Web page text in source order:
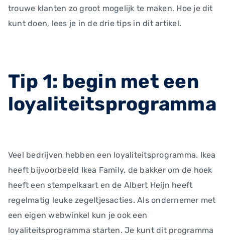
trouwe klanten zo groot mogelijk te maken. Hoe je dit
kunt doen, lees je in de drie tips in dit artikel.
Tip 1: begin met een
loyaliteitsprogramma
Veel bedrijven hebben een loyaliteitsprogramma. Ikea
heeft bijvoorbeeld Ikea Family, de bakker om de hoek
heeft een stempelkaart en de Albert Heijn heeft
regelmatig leuke zegeltjesacties. Als ondernemer met
een eigen webwinkel kun je ook een
loyaliteitsprogramma starten. Je kunt dit programma